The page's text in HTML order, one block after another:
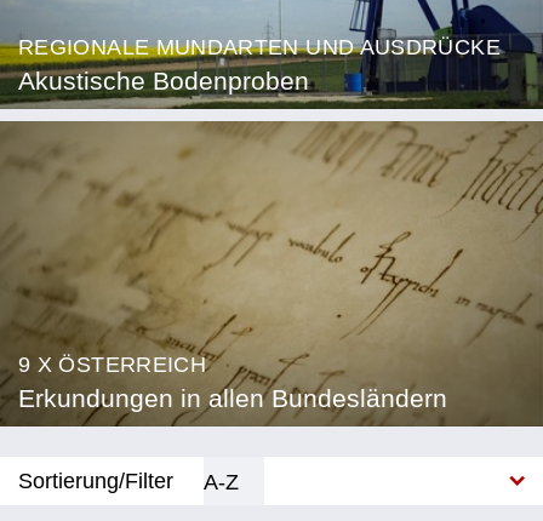
REGIONALE MUNDARTEN UND AUSDRÜCKE
Akustische Bodenproben
9 X ÖSTERREICH
Erkundungen in allen Bundesländern
Sortierung/Filter
A-Z